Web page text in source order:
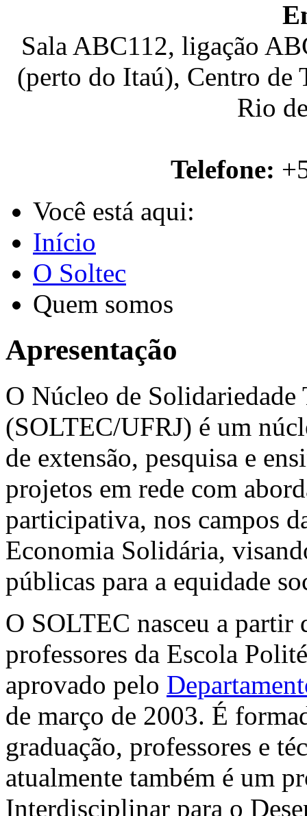
Sala ABC112, ligação
(perto do Itaú), Centro de
Rio
Telefone:
Você está aqui:
Início
O Soltec
Quem somos
Apresentação
O Núcleo de Solidariedade
(SOLTEC/UFRJ) é um
de extensão, pesquisa e
projetos em rede com
participativa, nos campos
Economia Solidária,
públicas para a equidade
O SOLTEC nasceu a partir
professores da Escola
aprovado pelo
de março de 2003. É
graduação, professores e
atualmente também é um
Interdisciplinar para o